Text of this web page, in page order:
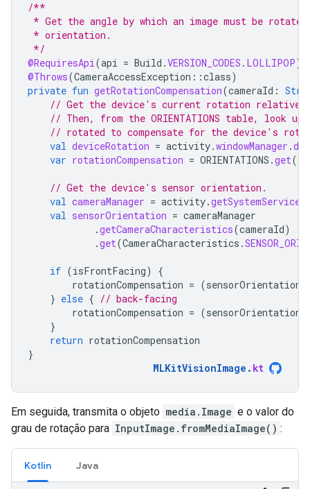
/**
* Get the angle by which an image must be
* orientation.
*/
@RequiresApi(api = Build .VERSION_CODES . LOLLIPOP)
@Throws(CameraAccessException ::class)
private fun getRotationCompensation(cameraId :
// Get the device's current rotation
// Then, from the ORIENTATIONS table, look
// rotated to compensate for the device's
val deviceRotation = activity.windowManager .
var rotationCompensation = ORIENTATIONS .get(
// Get the device's sensor orientation.
val cameraManager = activity.getSystemService
val sensorOrientation = cameraManager
.getCameraCharacteristics(cameraId)
.get(CameraCharacteristics .
if (isFrontFacing)
{
rotationCompensation = (sensorOrientation
} else { // back-facing
rotationCompensation = (sensorOrientation
}
return rotationCompensation
}
MLKitVisionImage . kt
Em seguida, transmita o objeto media.Image e o valor do
grau de rotação para InputImage.fromMediaImage() :
Kotlin Java